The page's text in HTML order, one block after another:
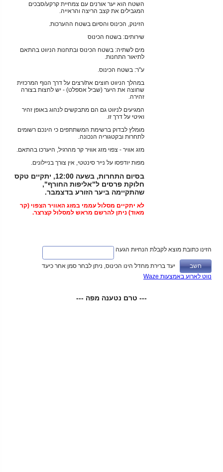
השטח הוא יער אורנים עם צמחיית קרקע/סבכים
המגבילים את קצב הריצה והראייה.
הזינוק, הכינוס והסיום בשטח ההערכות.
שירותים: בשטח הכינוס
מים לשתיה: בשטח הכינוס ובתחנות הניווט בהתאם
לתיאור התחנות.
ע"ר: בשטח הכינוס.
במהלך הניווט חוצים את/רצים על דרך הנוף המרכזית
שחוצה את היער (שביל אספלט) - יש לחצות בצורה
זהירה.
המגיעים לניווט גם הם מתבקשים לנהוג באופן זהיר
ואיטי על דרך זו.
מומלץ לבדוק ברשימת המשתתפים כי הינכם רשומים
לתחרות ובקטגוריה הנכונה.
מזג אוויר - צפוי מזג אוויר קר מהרגיל, היערכו בהתאם.
מפות יודפסו על נייר סינטטי, אין צורך בניילונים.
בסיום התחרות, בשעה 12:00, יתקיים טקס
חלוקת פרסים ל"אליפות החורף",
שהתקיימה ביער הזורע בדצמבר.
לא יתקיים מסלול עממי במזג האוויר הצפוי (קר
מאוד) ניתן להרשם מראש למסלול קצרצר.
הזינו כתובת מוצא לקבלת הנחיות הגעה
יעד ברירת מחדל הינו הכינוס, ניתן לבחר סמן אחר כיעד
נווט לארוע באמצעות Waze
--- טרם נטענה מפה ---